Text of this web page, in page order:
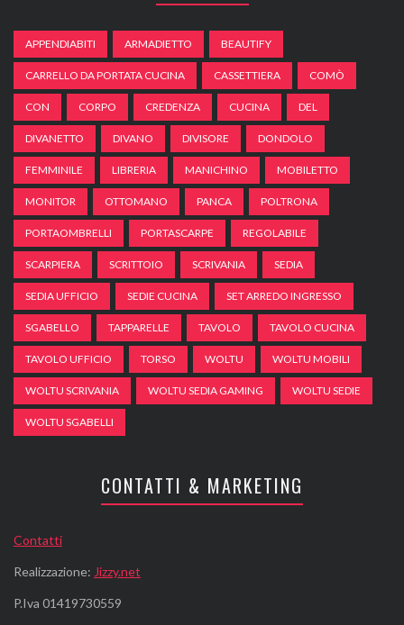
APPENDIABITI ARMADIETTO BEAUTIFY
CARRELLO DA PORTATA CUCINA CASSETTIERA COMÒ
CON CORPO CREDENZA CUCINA DEL
DIVANETTO DIVANO DIVISORE DONDOLO
FEMMINILE LIBRERIA MANICHINO MOBILETTO
MONITOR OTTOMANO PANCA POLTRONA
PORTAOMBRELLI PORTASCARPE REGOLABILE
SCARPIERA SCRITTOIO SCRIVANIA SEDIA
SEDIA UFFICIO SEDIE CUCINA SET ARREDO INGRESSO
SGABELLO TAPPARELLE TAVOLO TAVOLO CUCINA
TAVOLO UFFICIO TORSO WOLTU WOLTU MOBILI
WOLTU SCRIVANIA WOLTU SEDIA GAMING WOLTU SEDIE
WOLTU SGABELLI
CONTATTI & MARKETING
Contatti
Realizzazione: Jizzy.net
P.Iva 01419730559